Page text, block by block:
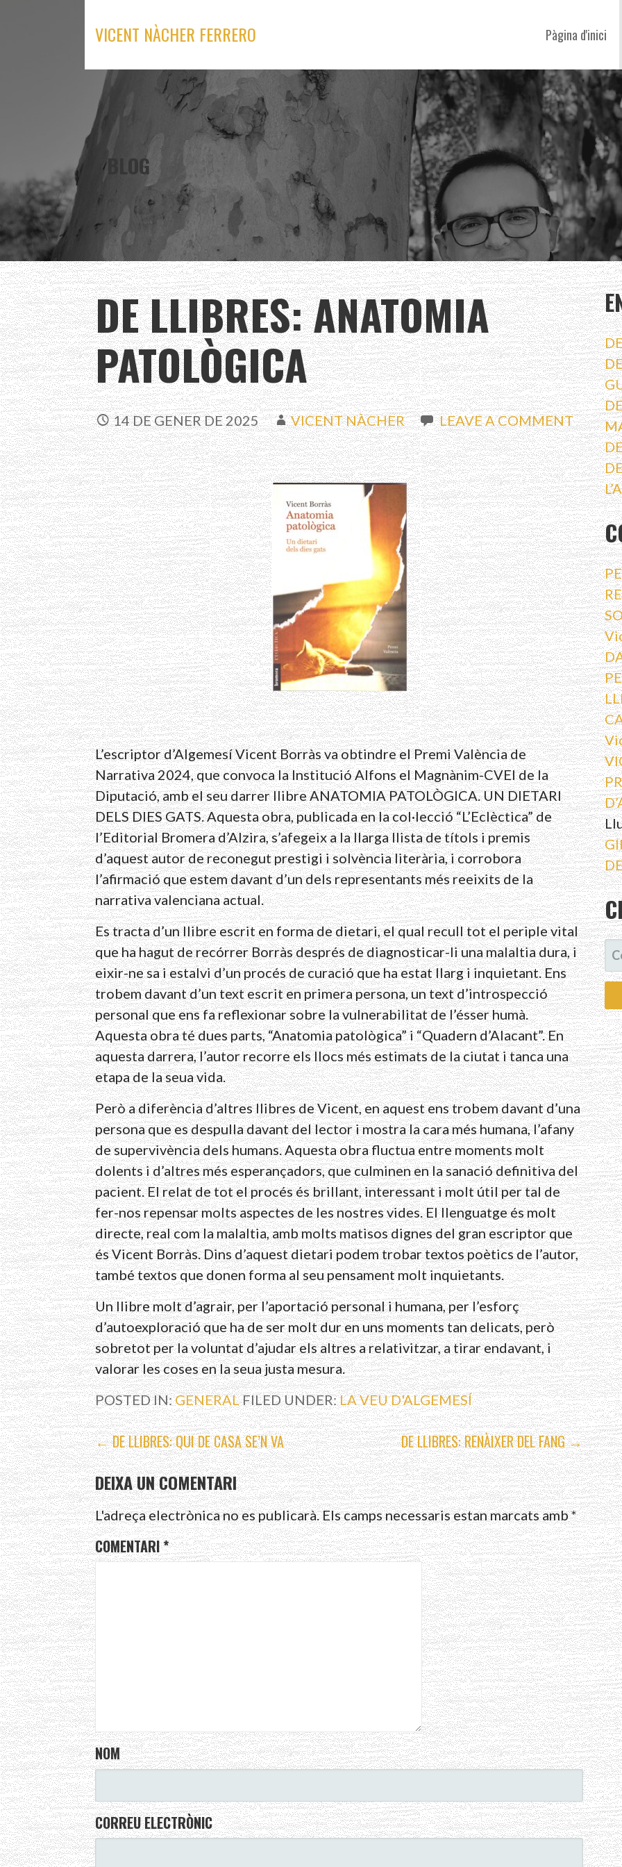
VICENT NÀCHER FERRERO Pàgina d'inici
BLOG
DE LLIBRES: ANATOMIA
PATOLÒGICA
14 DE GENER DE 2025 VICENT NÀCHER LEAVE A COMMENT
L’escriptor d’Algemesí Vicent Borràs va obtindre el Premi València de
Narrativa 2024, que convoca la Institució Alfons el Magnànim-CVEI de la
Diputació, amb el seu darrer llibre ANATOMIA PATOLÒGICA. UN DIETARI
DELS DIES GATS. Aquesta obra, publicada en la col·lecció “L’Eclèctica” de
l’Editorial Bromera d’Alzira, s’afegeix a la llarga llista de títols i premis
d’aquest autor de reconegut prestigi i solvència literària, i corrobora
l’afirmació que estem davant d’un dels representants més reeixits de la
narrativa valenciana actual.
Es tracta d’un llibre escrit en forma de dietari, el qual recull tot el periple vital
que ha hagut de recórrer Borràs després de diagnosticar-li una malaltia dura, i
eixir-ne sa i estalvi d’un procés de curació que ha estat llarg i inquietant. Ens
trobem davant d’un text escrit en primera persona, un text d’introspecció
personal que ens fa reflexionar sobre la vulnerabilitat de l’ésser humà.
Aquesta obra té dues parts, “Anatomia patològica” i “Quadern d’Alacant”. En
aquesta darrera, l’autor recorre els llocs més estimats de la ciutat i tanca una
etapa de la seua vida.
Però a diferència d’altres llibres de Vicent, en aquest ens trobem davant d’una
persona que es despulla davant del lector i mostra la cara més humana, l’afany
de supervivència dels humans. Aquesta obra fluctua entre moments molt
dolents i d’altres més esperançadors, que culminen en la sanació definitiva del
pacient. El relat de tot el procés és brillant, interessant i molt útil per tal de
fer-nos repensar molts aspectes de les nostres vides. El llenguatge és molt
directe, real com la malaltia, amb molts matisos dignes del gran escriptor que
és Vicent Borràs. Dins d’aquest dietari podem trobar textos poètics de l’autor,
també textos que donen forma al seu pensament molt inquietants.
Un llibre molt d’agrair, per l’aportació personal i humana, per l’esforç
d’autoexploració que ha de ser molt dur en uns moments tan delicats, però
sobretot per la voluntat d’ajudar els altres a relativitzar, a tirar endavant, i
valorar les coses en la seua justa mesura.
POSTED IN:GENERALFILED UNDER:LA VEU D'ALGEMESÍ
NAVEGACIÓ
D'ENTRADES
← DE LLIBRES: QUI DE CASA SE’N VA DE LLIBRES: RENÀIXER DEL FANG →
DEIXA UN COMENTARI
L'adreça electrònica no es publicarà.Els camps necessaris estan marcats amb*
COMENTARI*
NOM
CORREU ELECTRÒNIC